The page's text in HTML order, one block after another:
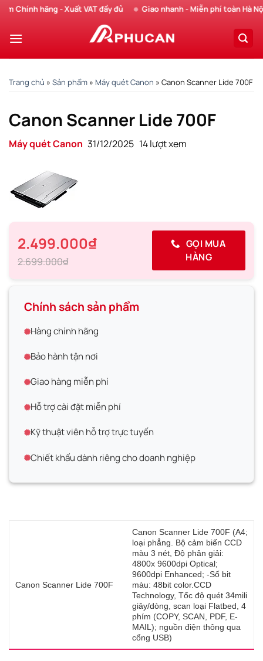
Chuyển
nội
Chính hãng - Xuất VAT đầy đủ Giao nhanh - Miễn phí toàn Hà Nội
Trang chủ » Sản phẩm » Máy quét Canon » Canon Scanner Lide 700F
Canon Scanner Lide 700F
Máy quét Canon 31/12/2025 14 lượt xem
2.499.000₫
2.699.000₫
GỌI MUA
HÀNG
Chính sách sản phẩm
Hàng chính hãng
Bảo hành tận nơi
Giao hàng miễn phí
Hỗ trợ cài đặt miễn phí
Kỹ thuật viên hỗ trợ trực tuyến
Chiết khấu dành riêng cho doanh nghiệp
Canon Scanner Lide 700F
Canon Scanner Lide 700F (A4;
loại phẳng. Bộ cảm biến CCD
màu 3 nét, Độ phân giải:
4800x 9600dpi Optical;
9600dpi Enhanced; -Số bit
màu: 48bit color.CCD
Technology, Tốc độ quét 34mili
giây/dòng, scan loại Flatbed, 4
phím (COPY, SCAN, PDF, E-
MAIL); nguồn điện thông qua
cổng USB)